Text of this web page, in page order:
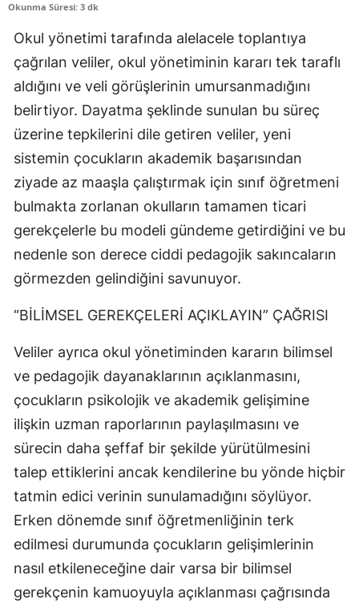
Okunma Süresi: 3 dk
Okul yönetimi tarafında alelacele toplantıya
çağrılan veliler, okul yönetiminin kararı tek taraflı
aldığını ve veli görüşlerinin umursanmadığını
belirtiyor. Dayatma şeklinde sunulan bu süreç
üzerine tepkilerini dile getiren veliler, yeni
sistemin çocukların akademik başarısından
ziyade az maaşla çalıştırmak için sınıf öğretmeni
bulmakta zorlanan okulların tamamen ticari
gerekçelerle bu modeli gündeme getirdiğini ve bu
nedenle son derece ciddi pedagojik sakıncaların
görmezden gelindiğini savunuyor.
“BİLİMSEL GEREKÇELERİ AÇIKLAYIN” ÇAĞRISI
Veliler ayrıca okul yönetiminden kararın bilimsel
ve pedagojik dayanaklarının açıklanmasını,
çocukların psikolojik ve akademik gelişimine
ilişkin uzman raporlarının paylaşılmasını ve
sürecin daha şeffaf bir şekilde yürütülmesini
talep ettiklerini ancak kendilerine bu yönde hiçbir
tatmin edici verinin sunulamadığını söylüyor.
Erken dönemde sınıf öğretmenliğinin terk
edilmesi durumunda çocukların gelişimlerinin
nasıl etkileneceğine dair varsa bir bilimsel
gerekçenin kamuoyuyla açıklanması çağrısında